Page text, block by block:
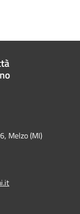
Melzo (MI)